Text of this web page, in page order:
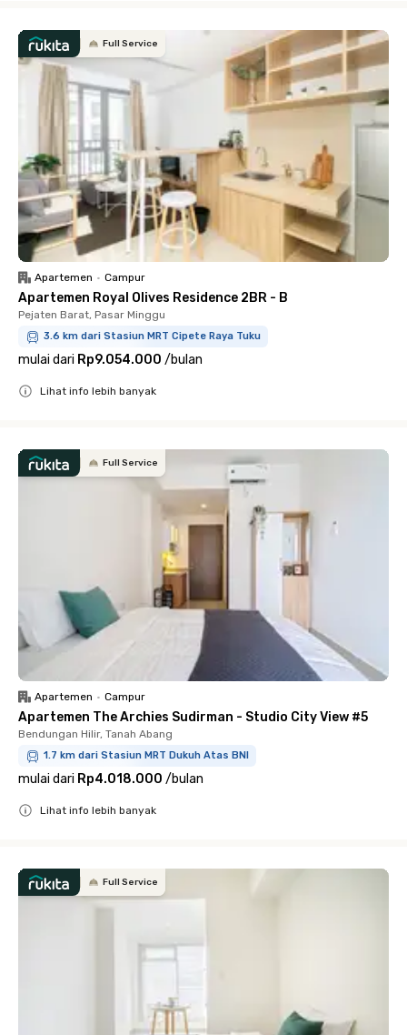
Full Service
Apartemen • Campur
Apartemen Royal Olives Residence 2BR - B
Pejaten Barat, Pasar Minggu
3.6 km dari Stasiun MRT Cipete Raya Tuku
mulai dari Rp9.054.000 /bulan
Lihat info lebih banyak
Full Service
Apartemen • Campur
Apartemen The Archies Sudirman - Studio City View #5
Bendungan Hilir, Tanah Abang
1.7 km dari Stasiun MRT Dukuh Atas BNI
mulai dari Rp4.018.000 /bulan
Lihat info lebih banyak
Full Service